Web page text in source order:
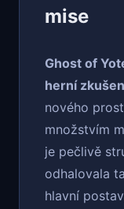
mise
Ghost of
herní
nového
množstvím
je pečlivě
odhalovala
hlavní